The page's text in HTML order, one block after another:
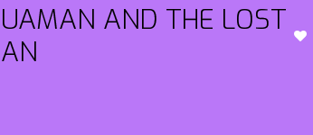
AND THE LOST